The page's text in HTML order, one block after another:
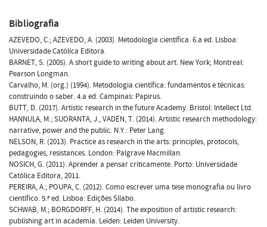
Bibliografia
AZEVEDO, C.; AZEVEDO, A. (2003). Metodologia científica. 6.a ed. Lisboa:
Universidade Católica Editora.
BARNET, S. (2005). A short guide to writing about art. New York; Montreal:
Pearson Longman.
Carvalho, M. (org.) (1994). Metodologia científica: fundamentos e técnicas:
construindo o saber. 4.a ed. Campinas: Papirus.
BUTT, D. (2017). Artistic research in the future Academy. Bristol: Intellect Ltd.
HANNULA, M.; SUORANTA, J., VADÉN, T. (2014). Artistic research methodology:
narrative, power and the public. N.Y.: Peter Lang.
NELSON, R. (2013). Practice as research in the arts: principles, protocols,
pedagogies, resistances. London: Palgrave Macmillan.
NOSICH, G. (2011). Aprender a pensar criticamente. Porto: Universidade
Católica Editora, 2011.
PEREIRA, A.; POUPA, C. (2012). Como escrever uma tese monografia ou livro
científico. 5.ª ed. Lisboa: Edições Sílabo.
SCHWAB, M.; BORGDORFF, H. (2014). The exposition of artistic research:
publishing art in academia. Leiden: Leiden University.